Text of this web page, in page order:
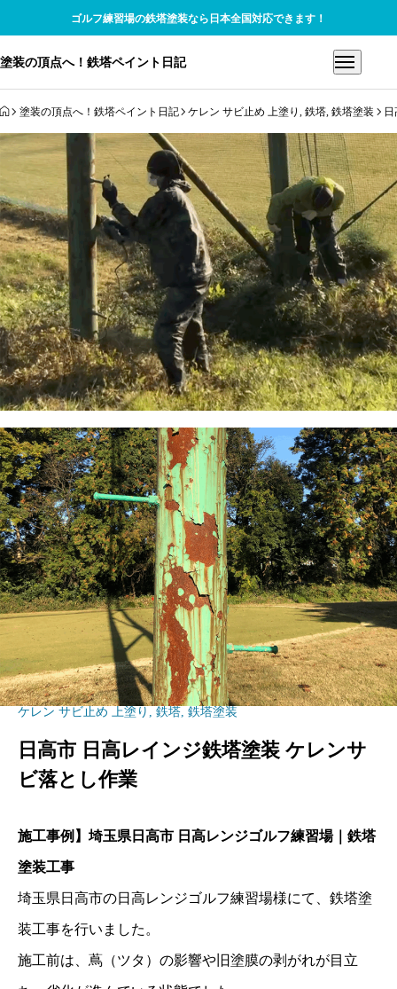
ゴルフ練習場の鉄塔塗装なら日本全国対応できます！
塗装の頂点へ！鉄塔ペイント日記
HOME
塗装の頂点へ！鉄塔ペイント日記 ケレン サビ止め 上塗り ,鉄塔 ,鉄塔塗装
ケレン サビ止め 上塗り 鉄塔 鉄塔塗装
日高市 日高レインジ鉄塔塗装 ケレンサ
ビ落とし作業
施工事例】埼玉県日高市 日高レンジゴルフ練習場｜鉄塔
塗装工事
埼玉県日高市の日高レンジゴルフ練習場様にて、鉄塔塗
装工事を行いました。
施工前は、蔦（ツタ）の影響や旧塗膜の剥がれが目立